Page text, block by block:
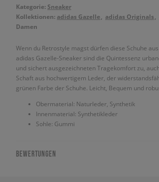
Kategorie: Sneaker
Kollektionen: adidas Gazelle adidas Originals
Damen
Wenn du Retrostyle magst dürfen diese Schuhe
adidas Gazelle-Sneaker sind die Quintessenz
und sichert ausgezeichneten Tragekomfort zu,
Schaft aus hochwertigem Leder, der
grünen Farbe der Schuhe. Leicht, Bequem und
Obermaterial: Naturleder, Synthetik
Innenmaterial: Synthetikleder
Sohle: Gummi
BEWERTUNGEN